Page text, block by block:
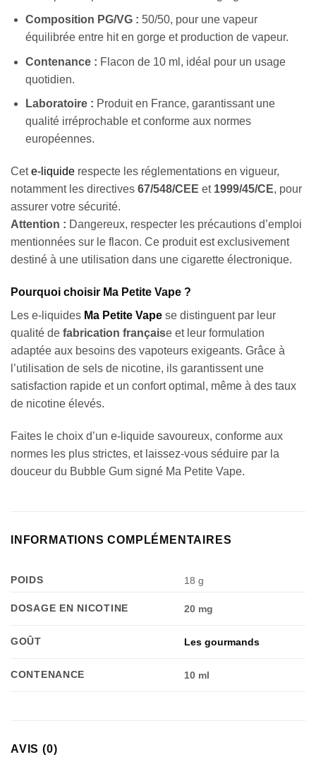
Composition PG/VG : 50/50, pour une vapeur
équilibrée entre hit en gorge et production de vapeur.
Contenance : Flacon de 10 ml, idéal pour un usage
quotidien.
Laboratoire : Produit en France, garantissant une
qualité irréprochable et conforme aux normes
européennes.
Cete-liquide respecte les réglementations en vigueur,
notamment les directives 67/548/CEE et 1999/45/CE, pour
assurer votre sécurité.
Attention : Dangereux, respecter les précautions d’emploi
mentionnées sur le flacon. Ce produit est exclusivement
destiné à une utilisation dans une cigarette électronique.
Pourquoi choisir Ma Petite Vape ?
Les e-liquides Ma Petite Vape se distinguent par leur
qualité de fabrication française et leur formulation
adaptée aux besoins des vapoteurs exigeants. Grâce à
l’utilisation de sels de nicotine, ils garantissent une
satisfaction rapide et un confort optimal, même à des taux
de nicotine élevés.
Faites le choix d’un e-liquide savoureux, conforme aux
normes les plus strictes, et laissez-vous séduire par la
douceur du Bubble Gum signé Ma Petite Vape.
INFORMATIONS COMPLÉMENTAIRES
POIDS 18 g
DOSAGE EN NICOTINE 20 mg
GOÛT Les gourmands
CONTENANCE 10 ml
AVIS (0)